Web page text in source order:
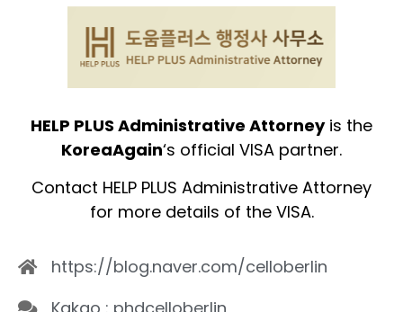
HELP PLUS Administrative Attorneyis the
KoreaAgain‘s official VISA partner.
Contact HELP PLUS Administrative Attorney
for more details of the VISA.
https://blog.naver.com/celloberlin